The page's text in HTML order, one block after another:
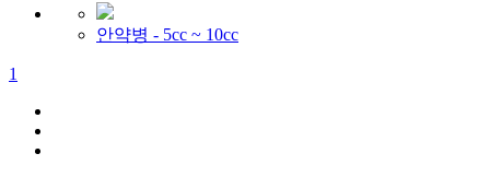
안약병 - 5cc ~ 10cc
1